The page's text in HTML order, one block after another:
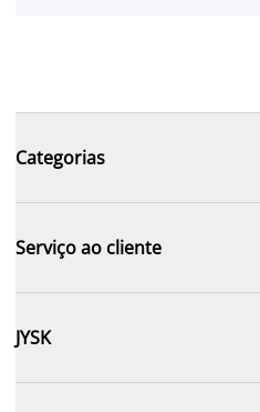
Categorias
Serviço ao cliente
JYSK